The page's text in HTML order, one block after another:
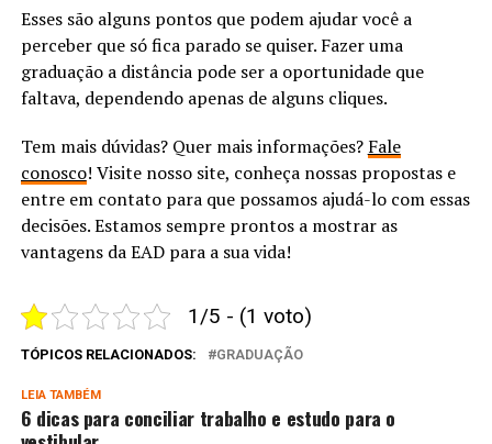
Esses são alguns pontos que podem ajudar você a
perceber que só fica parado se quiser. Fazer uma
graduação a distância pode ser a oportunidade que
faltava, dependendo apenas de alguns cliques.
Tem mais dúvidas? Quer mais informações? Fale
conosco! Visite nosso site, conheça nossas propostas e
entre em contato para que possamos ajudá-lo com essas
decisões. Estamos sempre prontos a mostrar as
vantagens da EAD para a sua vida!
1/5 - (1 voto)
TÓPICOS RELACIONADOS: GRADUAÇÃO
LEIA TAMBÉM
6 dicas para conciliar trabalho e estudo para o